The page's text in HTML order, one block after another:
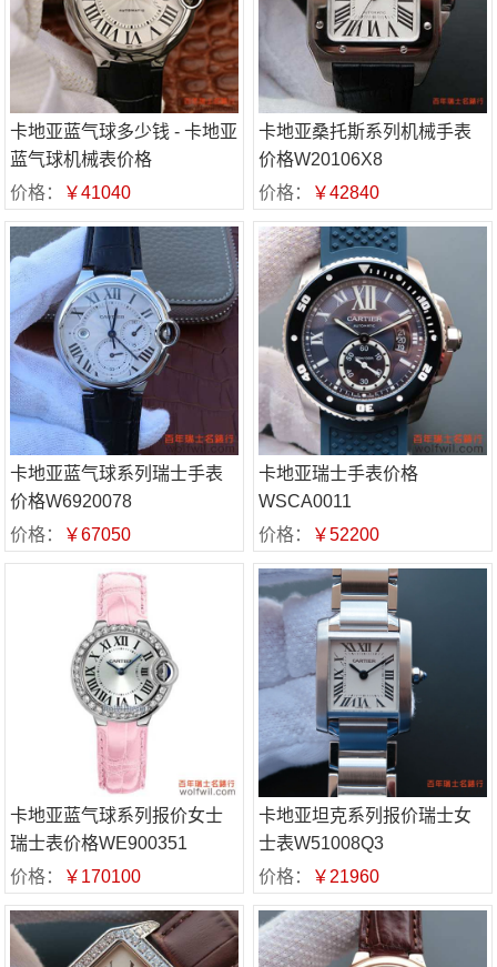
卡地亚蓝气球多少钱 - 卡地亚
蓝气球机械表价格
W69016Z4
价格： ￥41040
卡地亚桑托斯系列机械手表
价格W20106X8
价格：
￥42840
卡地亚蓝气球系列瑞士手表
价格W6920078
价格：
￥67050
卡地亚瑞士手表价格
WSCA0011
价格：
￥52200
卡地亚蓝气球系列报价女士
瑞士表价格WE900351
价格：
￥170100
卡地亚坦克系列报价瑞士女
士表W51008Q3
价格：
￥21960